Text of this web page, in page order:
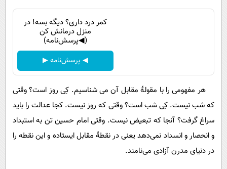
کمر درد داری؟ دیگه بسه! در
منزل درمانش کن
(◀پرسش‌نامه)
◀ پرسش‌نامه ▶
هر مفهومی را با مقولۀ مقابل آن می شناسیم. کِی روز است؟ وقتی
که شب نیست. کِی شب است؟ وقتی که روز نیست. کجا عدالت را باید
سراغ گرفت؟ آنجا که تبعیض نیست. وقتی امام حسین تن به استبداد
و انحصار و انسداد نمی‌دهد یعنی در نقطۀ مقابل ایستاده و این نقطه را
در دنیای مدرن آزادی می‌نامند.